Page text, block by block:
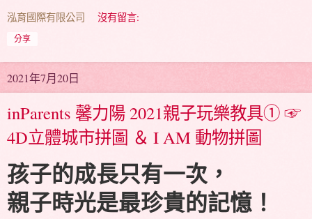
泓育國際有限公司 沒有留言:
分享
2021年7月20日
inParents 馨力陽 2021親子玩樂教具① ☞
4D立體城市拼圖 ＆ I AM 動物拼圖
孩子的成長只有一次，
親子時光是最珍貴的記憶！